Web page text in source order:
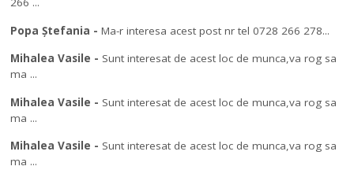
Popa Ștefania -Ma-r interesa acest post nr tel 0728 266 278...
Mihalea Vasile - Sunt interesat de acest loc de munca,va rog sa
ma ...
Mihalea Vasile - Sunt interesat de acest loc de munca,va rog sa
ma ...
Mihalea Vasile - Sunt interesat de acest loc de munca,va rog sa
ma ...